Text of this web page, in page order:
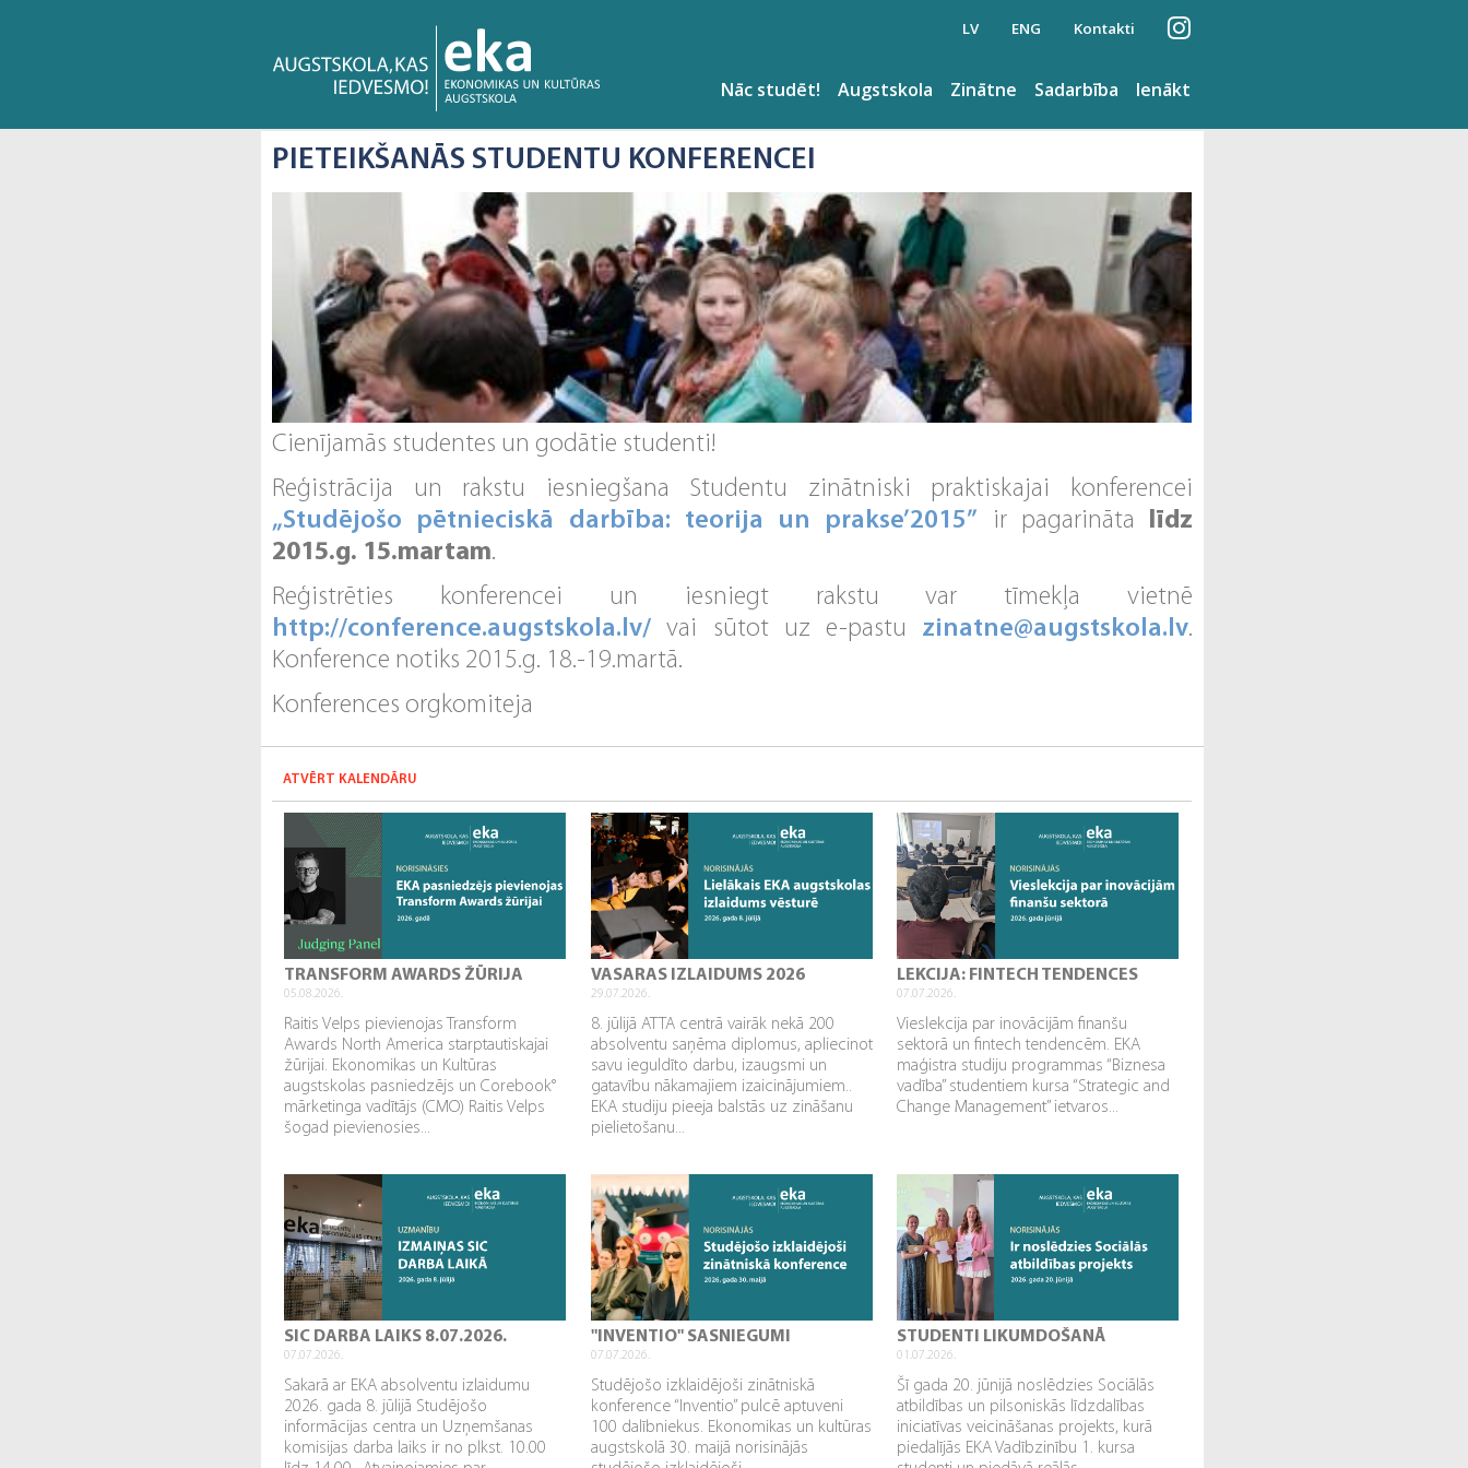
LV ENG Kontakti
Ienākt
Sadarbība
Zinātne
Augstskola
Nāc studēt!
PIETEIKŠANĀS STUDENTU KONFERENCEI
Cienījamās studentes un godātie studenti!
Reģistrācija un rakstu iesniegšana Studentu zinātniski praktiskajai konferencei
„Studējošo pētnieciskā darbība: teorija un prakse’2015” ir pagarināta līdz
2015.g. 15.martam.
Reģistrēties konferencei un iesniegt rakstu var tīmekļa vietnē
http://conference.augstskola.lv/ vai sūtot uz e-pastu zinatne@augstskola.lv.
Konference notiks 2015.g. 18.-19.martā.
Konferences orgkomiteja
ATVĒRT KALENDĀRU
TRANSFORM AWARDS ŽŪRIJA
05.08.2026.
Raitis Velps pievienojas Transform
Awards North America starptautiskajai
žūrijai. Ekonomikas un Kultūras
augstskolas pasniedzējs un Corebook°
mārketinga vadītājs (CMO) Raitis Velps
šogad pievienosies...
VASARAS IZLAIDUMS 2026
29.07.2026.
8. jūlijā ATTA centrā vairāk nekā 200
absolventu saņēma diplomus, apliecinot
savu ieguldīto darbu, izaugsmi un
gatavību nākamajiem izaicinājumiem..
EKA studiju pieeja balstās uz zināšanu
pielietošanu...
LEKCIJA: FINTECH TENDENCES
07.07.2026.
Vieslekcija par inovācijām finanšu
sektorā un fintech tendencēm. EKA
maģistra studiju programmas “Biznesa
vadība” studentiem kursa “Strategic and
Change Management” ietvaros...
SIC DARBA LAIKS 8.07.2026.
07.07.2026.
Sakarā ar EKA absolventu izlaidumu
2026. gada 8. jūlijā Studējošo
informācijas centra un Uzņemšanas
komisijas darba laiks ir no plkst. 10.00
"INVENTIO" SASNIEGUMI
07.07.2026.
Studējošo izklaidējoši zinātniskā
konference “Inventio” pulcē aptuveni
100 dalībniekus. Ekonomikas un kultūras
augstskolā 30. maijā norisinājās
STUDENTI LIKUMDOŠANĀ
01.07.2026.
Šī gada 20. jūnijā noslēdzies Sociālās
atbildības un pilsoniskās līdzdalības
iniciatīvas veicināšanas projekts, kurā
piedalījās EKA Vadībzinību 1. kursa